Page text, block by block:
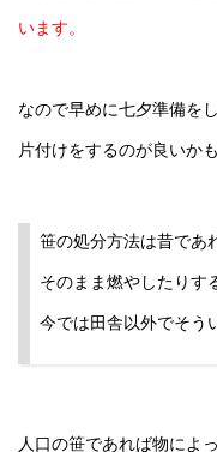
います。
なので早めに七夕準備を
片付けをするのが良いか
笹の処分方法は昔であ
そのまま燃やしたりす
今では田舎以外でそう
人口の笹であれば物によ